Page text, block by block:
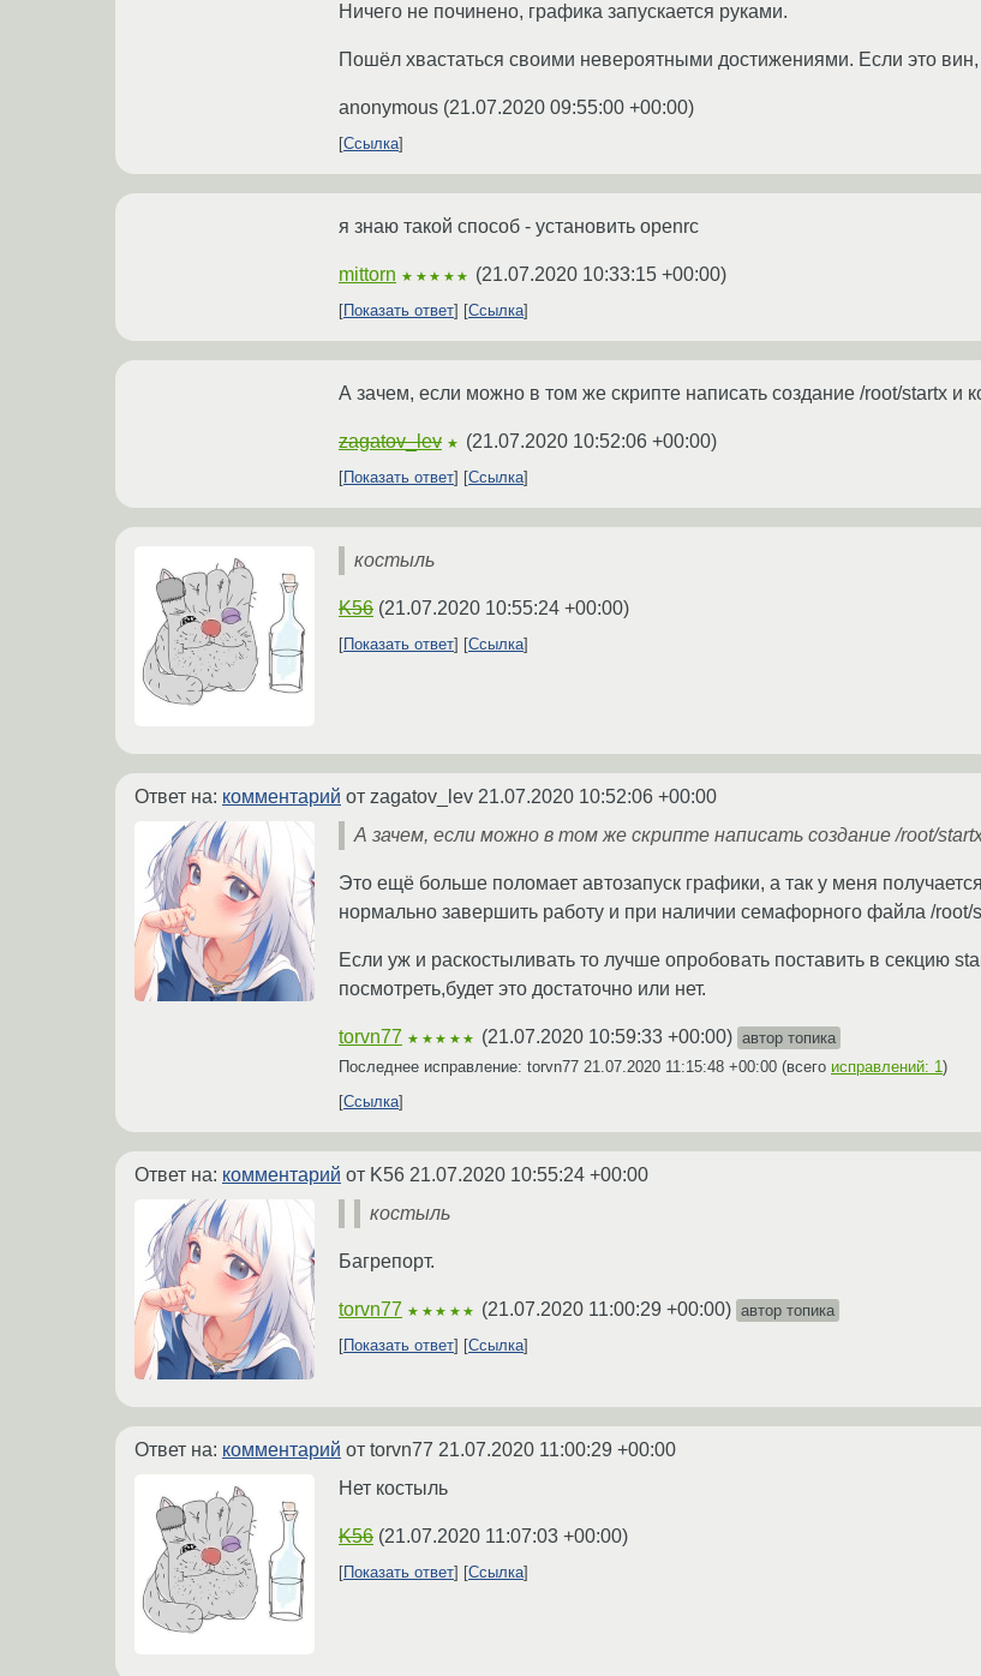
Ничего не починено, графика запускается руками.
Пошёл хвастаться своими невероятными достижениями. Если это вин,
anonymous (21.07.2020 09:55:00 +00:00)
Ссылка
я знаю такой способ - установить openrc
mittorn ★★★★★ (21.07.2020 10:33:15 +00:00)
Показать ответ Ссылка
А зачем, если можно в том же скрипте написать создание /root/startx и
zagatov_lev ★ (21.07.2020 10:52:06 +00:00)
Показать ответ Ссылка
костыль
K56 (21.07.2020 10:55:24 +00:00)
Показать ответ Ссылка
Ответ на: комментарий от zagatov_lev 21.07.2020 10:52:06 +00:00
А зачем, если можно в том же скрипте написать создание /root/
Это ещё больше поломает автозапуск графики, а так у меня
нормально завершить работу и при наличии семафорного файла /root/
Если уж и раскостыливать то лучше опробовать поставить в секцию
посмотреть,будет это достаточно или нет.
torvn77 ★★★★★ (21.07.2020 10:59:33 +00:00) автор топика
Последнее исправление: torvn77 21.07.2020 11:15:48 +00:00 (всего исправлений: 1)
Ссылка
Ответ на: комментарий от K56 21.07.2020 10:55:24 +00:00
костыль
Багрепорт.
torvn77 ★★★★★ (21.07.2020 11:00:29 +00:00) автор топика
Показать ответ
Ссылка
Ответ на: комментарий от torvn77 21.07.2020 11:00:29 +00:00
Нет костыль
K56 (21.07.2020 11:07:03 +00:00)
Показать ответ Ссылка